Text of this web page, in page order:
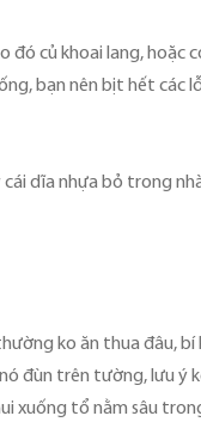
củ khoai lang, hoặc
bạn nên bịt hết các
dĩa nhựa bỏ trong
ko ăn thua đâu, bí
đùn trên tường, lưu ý
xuống tổ nằm sâu